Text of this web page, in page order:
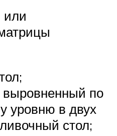
или
по
уровню в двух
стол;